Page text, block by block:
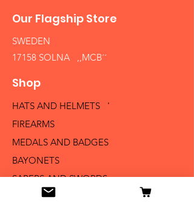
Our Flagship Store
SWEDEN
17158 SOLNA ,,MCB´´
Shop
HATS AND HELMETS '
FIREARMS
MEDALS AND BADGES
BAYONETS
SABERS AND SWORDS
UNIFORMS